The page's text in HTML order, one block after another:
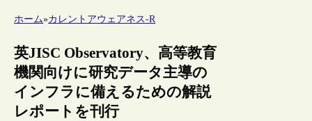
ホーム»カレントアウェアネス-R
英JISC Observatory、高等教育
機関向けに研究データ主導の
インフラに備えるための解説
レポートを刊行